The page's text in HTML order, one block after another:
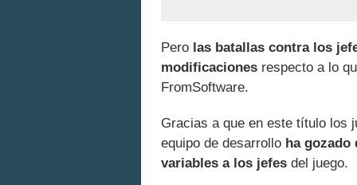
Pero las batallas contra los
modificaciones respecto a lo
FromSoftware.
Gracias a que en este título los
equipo de desarrollo ha
variables a los jefes del juego.